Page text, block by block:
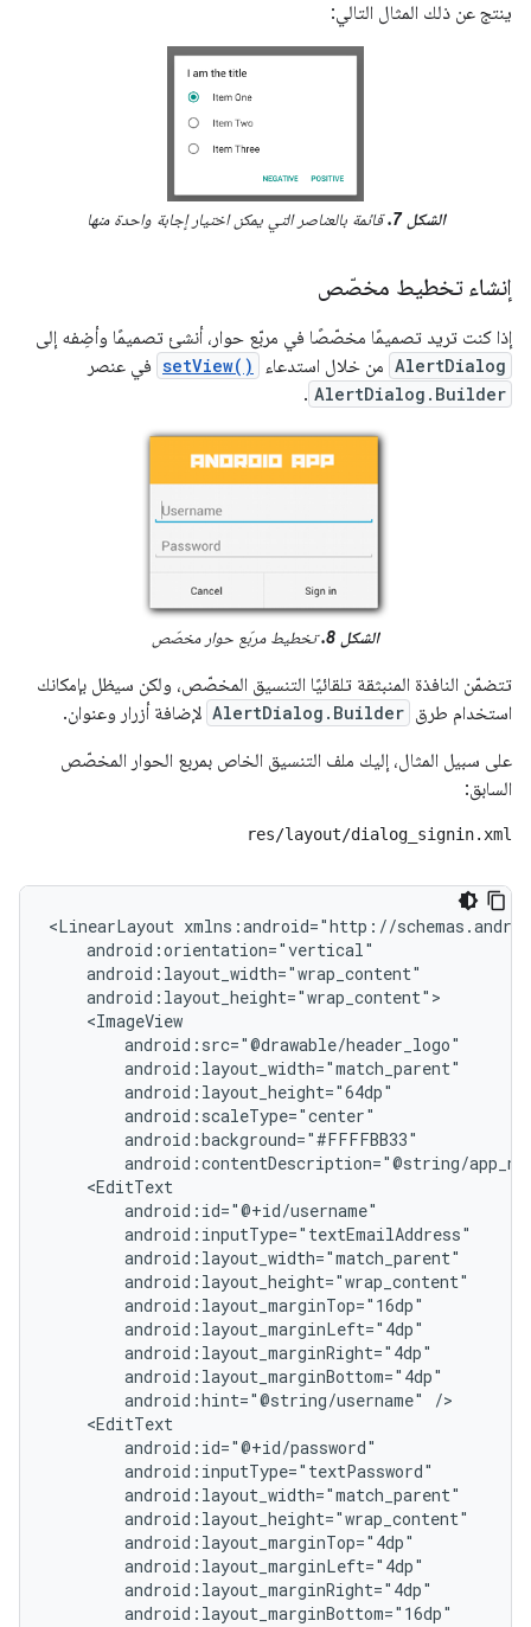
ينتج عن ذلك المثال التالي:
الشكل 7. قائمة بالعناصر التي يمكن اختيار إجابة واحدة منها
إنشاء تخطيط مخصّص
إذا كنت تريد تصميمًا مخصّصًا في مربّع حوار، أنشئ تصميمًا وأضِفه إلى
AlertDialog من خلال استدعاء setView() في عنصر
AlertDialog.Builder
.
الشكل 8. تخطيط مربّع حوار مخصّص
تتضمّن النافذة المنبثقة تلقائيًا التنسيق المخصّص، ولكن سيظل بإمكانك
استخدام طرق AlertDialog.Builder لإضافة أزرار وعنوان.
على سبيل المثال، إليك ملف التنسيق الخاص بمربع الحوار المخصّص
السابق:
res/layout/dialog_signin.xml
<LinearLayout
android:contentDescription="@string/
android:hint="@string/username"